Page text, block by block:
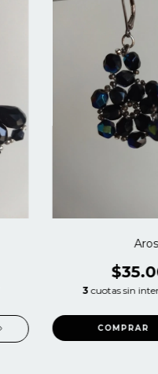
3 cuotas sin